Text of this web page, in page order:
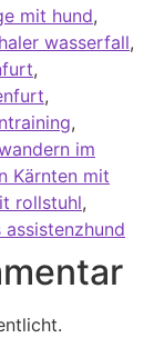
mit hund,
wasserfall,
,
,
,
im
Kärnten mit
rollstuhl,